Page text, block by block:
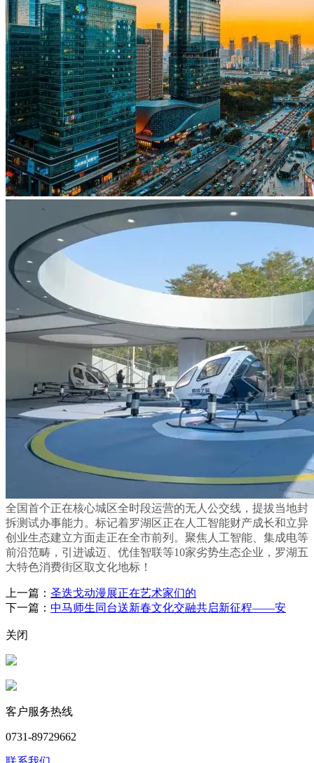
全国首个正在核心城区全时段运营的无人公交线，提拔当地封
拆测试办事能力。标记着罗湖区正在人工智能财产成长和立异
创业生态建立方面走正在全市前列。聚焦人工智能、集成电等
前沿范畴，引进诚迈、优佳智联等10家劣势生态企业，罗湖五
大特色消费街区取文化地标！
上一篇： 圣迭戈动漫展正在艺术家们的
下一篇： 中马师生同台送新春文化交融共启新征程——安
关闭
客户服务热线
0731-89729662